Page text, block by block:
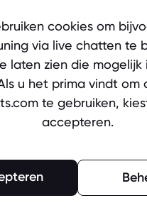
cookies om
via live chatten te
laten zien die mogelijk
u het prima vindt om
te gebruiken,
accepteren.